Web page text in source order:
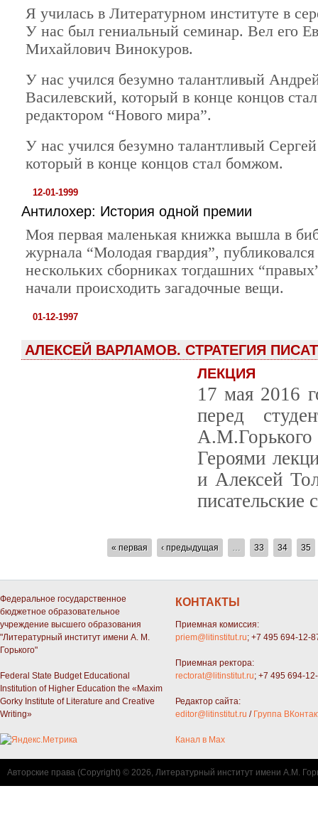
Я училась в Литературном институте в
У нас был гениальный семинар. Вел его
Михайлович Винокуров.
У нас учился безумно талантливый
Василевский, который в конце концов
редактором “Нового мира”.
У нас учился безумно талантливый
который в конце концов стал бомжом.
12-01-1999
Антилохер: История одной премии
Моя первая маленькая книжка вышла в
журнала “Молодая гвардия”,
нескольких сборниках тогдашних
начали происходить загадочные вещи.
01-12-1997
АЛЕКСЕЙ ВАРЛАМОВ. СТРАТЕГИЯ
ЛЕКЦИЯ
17 мая 2016
перед
А.М.Горького
Героями
и Алексей
писательские
СТРАНИЦЫ« первая ‹ предыдущая … 33 34 35
Федеральное государственное
бюджетное образовательное
учреждение высшего образования
"Литературный институт имени А. М.
Горького"
Federal State Budget Educational
Institution of Higher Education the «Maxim
Gorky Institute of Literature and Creative
Writing»
КОНТАКТЫ
Приемная комиссия:
priem@litinstitut.ru; +7 495 694-12-
Приемная ректора:
rectorat@litinstitut.ru; +7 495 694-
Редактор сайта:
editor@litinstitut.ru / Группа
Канал в Max
Авторские права (Copyright) © 2026, Литературный институт имени А.М.